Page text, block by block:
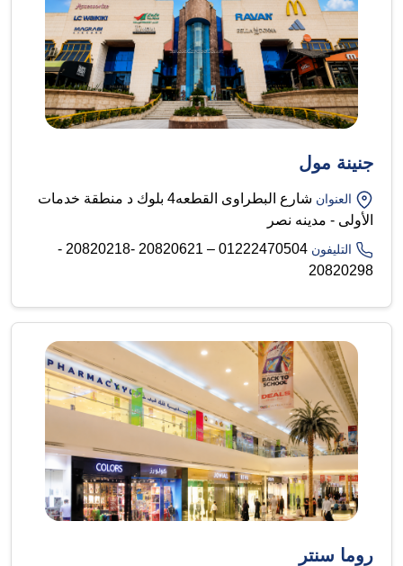
جنينة مول
العنوان
شارع البطراوى القطعه4 بلوك د منطقة خدمات
الأولى - مدينه نصر
التليفون
01222470504 – 20820621 -20820218 -
20820298
روما سنتر